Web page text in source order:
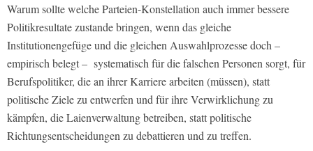
Warum sollte welche Parteien-Konstellation auch immer bessere
Politikresultate zustande bringen, wenn das gleiche
Institutionengefüge und die gleichen Auswahlprozesse doch –
empirisch belegt – systematisch für die falschen Personen sorgt, für
Berufspolitiker, die an ihrer Karriere arbeiten (müssen), statt
politische Ziele zu entwerfen und für ihre Verwirklichung zu
kämpfen, die Laienverwaltung betreiben, statt politische
Richtungsentscheidungen zu debattieren und zu treffen.